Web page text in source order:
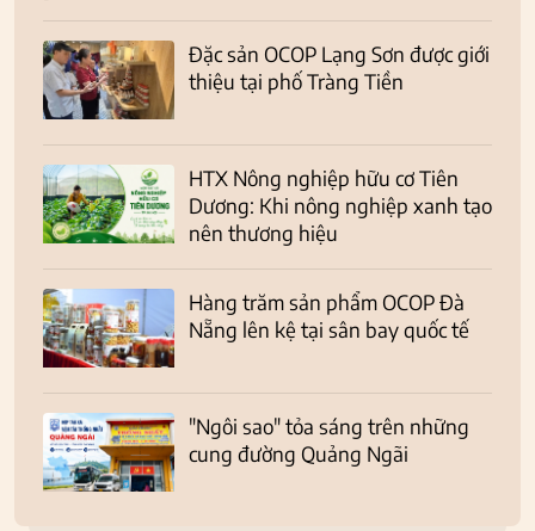
Đặc sản OCOP Lạng Sơn được giới
thiệu tại phố Tràng Tiền
HTX Nông nghiệp hữu cơ Tiên
Dương: Khi nông nghiệp xanh tạo
nên thương hiệu
Hàng trăm sản phẩm OCOP Đà
Nẵng lên kệ tại sân bay quốc tế
"Ngôi sao" tỏa sáng trên những
cung đường Quảng Ngãi